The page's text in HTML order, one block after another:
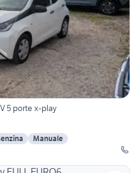
5 porte x-play
Manuale